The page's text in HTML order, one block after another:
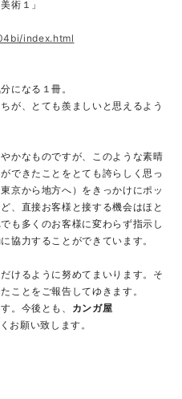
術１」
index.html
になる１冊。
が、とても羨ましいと思えるよう
かなものですが、このような素晴
できたことをとても誇らしく思っ
京から地方へ）をきっかけにポッ
、直接お客様と接する機会はほと
も多くのお客様に変わらず指示し
協力することができています。
けるように努めてまいります。そ
ことをご報告してゆきます。
。今後とも、 カンガ屋
お願い致します。